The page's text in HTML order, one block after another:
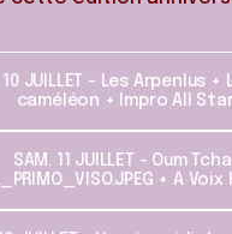
10 JUILLET - Les Arpenlus +
caméléon + Impro All
SAM. 11 JUILLET - Oum
+ A